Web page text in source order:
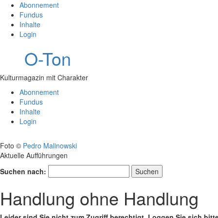
Abonnement
Fundus
Inhalte
Login
O-Ton
Kulturmagazin mit Charakter
Abonnement
Fundus
Inhalte
Login
Foto © Pedro Malinowski
Aktuelle Aufführungen
Suchen nach:
Handlung ohne Handlung